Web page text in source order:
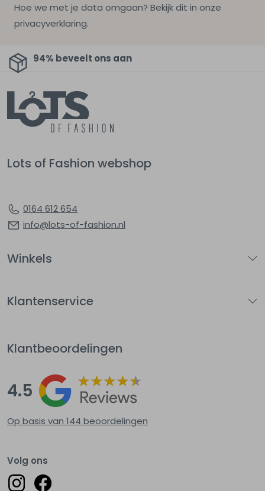
Hoe we met je data omgaan? Bekijk dit in onze
privacyverklaring.
94% beveelt ons aan
Lots of Fashion webshop
0164 612 654
info@lots-of-fashion.nl
Winkels
Klantenservice
Klantbeoordelingen
4.5
Op basis van 144 beoordelingen
Volg ons